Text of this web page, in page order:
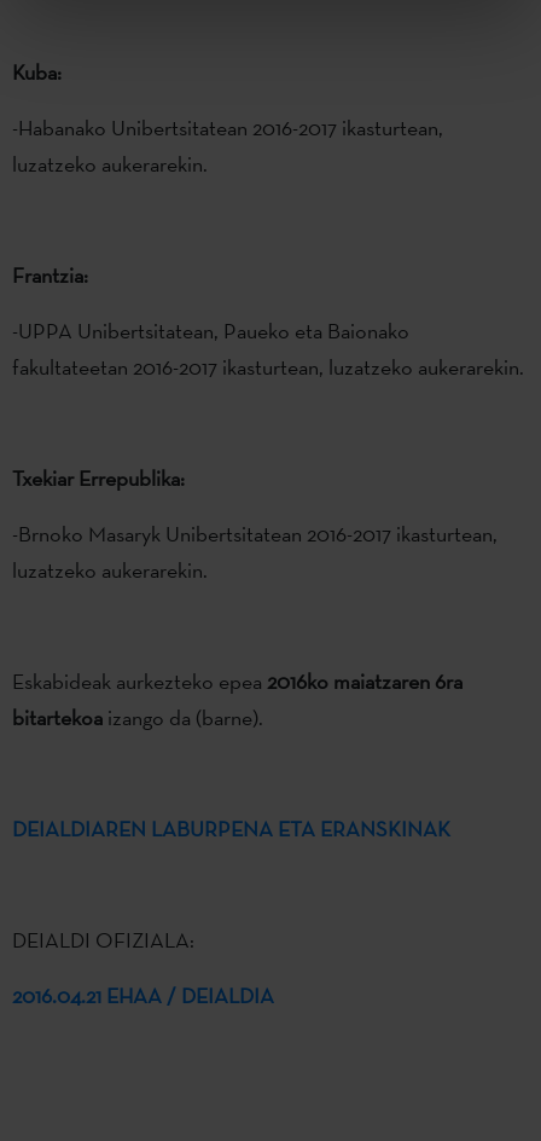
Kuba:
-Habanako Unibertsitatean 2016-2017 ikasturtean,
luzatzeko aukerarekin.
Frantzia:
-UPPA Unibertsitatean, Paueko eta Baionako
fakultateetan 2016-2017 ikasturtean, luzatzeko aukerarekin.
Txekiar Errepublika:
-Brnoko Masaryk Unibertsitatean 2016-2017 ikasturtean,
luzatzeko aukerarekin.
Eskabideak aurkezteko epea 2016ko maiatzaren 6ra
bitartekoa izango da (barne).
DEIALDIAREN LABURPENA ETA ERANSKINAK
DEIALDI OFIZIALA:
2016.04.21 EHAA / DEIALDIA